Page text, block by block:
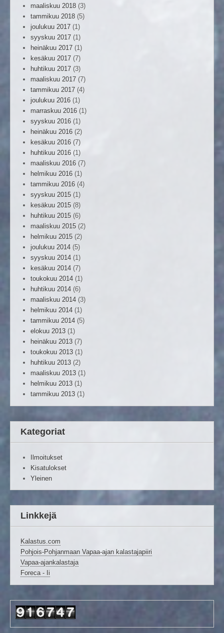
maaliskuu 2018 (3)
tammikuu 2018 (5)
joulukuu 2017 (1)
syyskuu 2017 (1)
heinäkuu 2017 (1)
kesäkuu 2017 (7)
huhtikuu 2017 (3)
maaliskuu 2017 (7)
tammikuu 2017 (4)
joulukuu 2016 (1)
marraskuu 2016 (1)
syyskuu 2016 (1)
heinäkuu 2016 (2)
kesäkuu 2016 (7)
huhtikuu 2016 (1)
maaliskuu 2016 (7)
helmikuu 2016 (1)
tammikuu 2016 (4)
syyskuu 2015 (1)
kesäkuu 2015 (8)
huhtikuu 2015 (6)
maaliskuu 2015 (2)
helmikuu 2015 (2)
joulukuu 2014 (5)
syyskuu 2014 (1)
kesäkuu 2014 (7)
toukokuu 2014 (1)
huhtikuu 2014 (6)
maaliskuu 2014 (3)
helmikuu 2014 (1)
tammikuu 2014 (5)
elokuu 2013 (1)
heinäkuu 2013 (7)
toukokuu 2013 (1)
huhtikuu 2013 (2)
maaliskuu 2013 (1)
helmikuu 2013 (1)
tammikuu 2013 (1)
Kategoriat
Ilmoitukset
Kisatulokset
Yleinen
Linkkejä
Kalastus.com
Pohjois-Pohjanmaan Vapaa-ajan kalastajapiiri
Vapaa-ajankalastaja
Foreca - Ii